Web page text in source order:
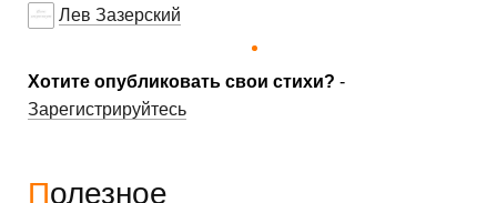
Лев Зазерский
Хотите опубликовать свои стихи? -
Зарегистрируйтесь
Полезное